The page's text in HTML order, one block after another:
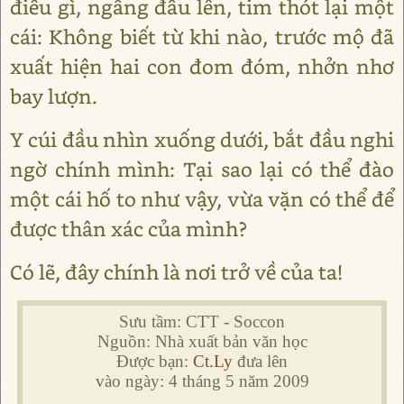
điều gì, ngẩng đầu lên, tim thót lại một
cái: Không biết từ khi nào, trước mộ đã
xuất hiện hai con đom đóm, nhởn nhơ
bay lượn.
Y cúi đầu nhìn xuống dưới, bắt đầu nghi
ngờ chính mình: Tại sao lại có thể đào
một cái hố to như vậy, vừa vặn có thể để
được thân xác của mình?
Có lẽ, đây chính là nơi trở về của ta!
Sưu tầm: CTT - Soccon
Nguồn: Nhà xuất bản văn học
Được bạn: Ct.Ly đưa lên
vào ngày: 4 tháng 5 năm 2009